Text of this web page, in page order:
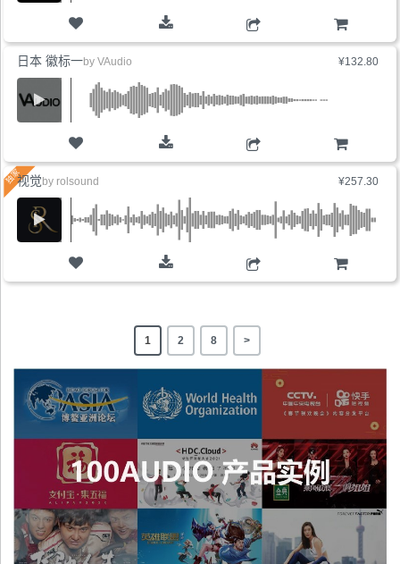
购物车
¥132.80
购物车
日本 徽标一by VAudio
¥257.30
购物车
视觉 by rolsound
1 2 8 >